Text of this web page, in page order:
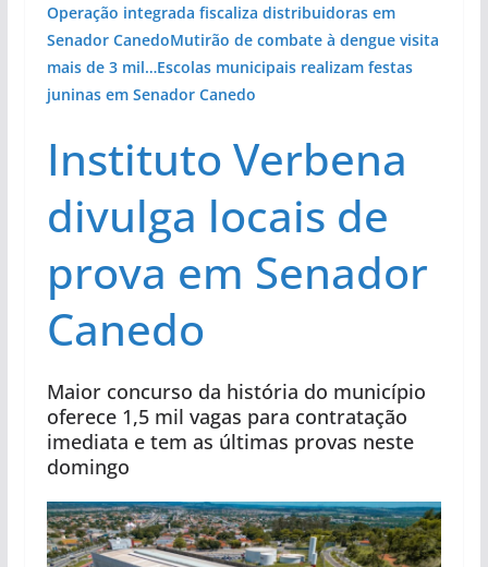
Operação integrada fiscaliza distribuidoras em
Senador CanedoMutirão de combate à dengue visita
mais de 3 mil…Escolas municipais realizam festas
juninas em Senador Canedo
Instituto Verbena
divulga locais de
prova em Senador
Canedo
Maior concurso da história do município
oferece 1,5 mil vagas para contratação
imediata e tem as últimas provas neste
domingo